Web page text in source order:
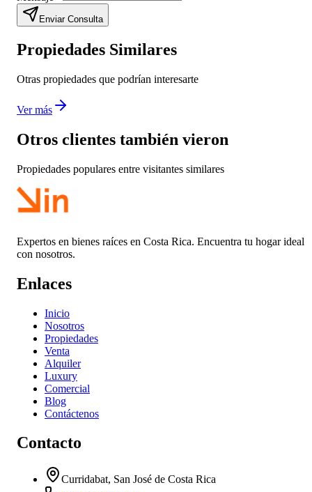
Enviar Consulta
Propiedades Similares
Otras propiedades que podrían interesarte
Ver más
Otros clientes también vieron
Propiedades populares entre visitantes similares
Expertos en bienes raíces en Costa Rica. Encuentra tu hogar ideal
con nosotros.
Enlaces
Inicio
Nosotros
Propiedades
Venta
Alquiler
Luxury
Comercial
Blog
Contáctenos
Contacto
Curridabat, San José de Costa Rica